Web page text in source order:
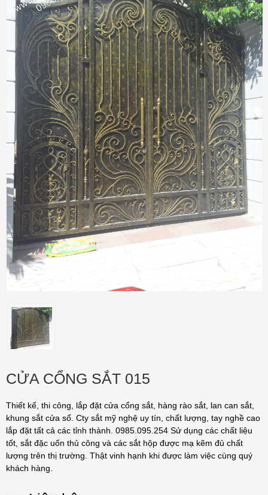
CỬA CỔNG SẮT 015
Thiết kế, thi công, lắp đặt cửa cổng sắt, hàng rào sắt, lan can sắt,
khung sắt cửa sổ. Cty sắt mỹ nghệ uy tín, chất lượng, tay nghề cao
lắp đặt tất cả các tỉnh thành. 0985.095.254 Sử dụng các chất liệu
tốt, sắt đặc uốn thủ công và các sắt hộp được mạ kẽm đủ chất
lượng trên thị trường. Thật vinh hạnh khi được làm việc cùng quý
khách hàng.